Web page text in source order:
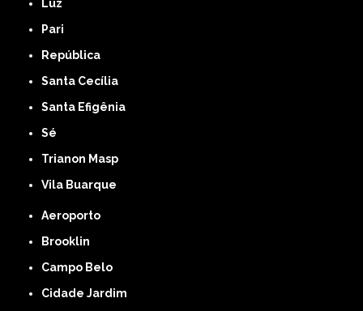
Luz
Pari
República
Santa Cecília
Santa Efigênia
Sé
Trianon Masp
Vila Buarque
Aeroporto
Brooklin
Campo Belo
Cidade Jardim